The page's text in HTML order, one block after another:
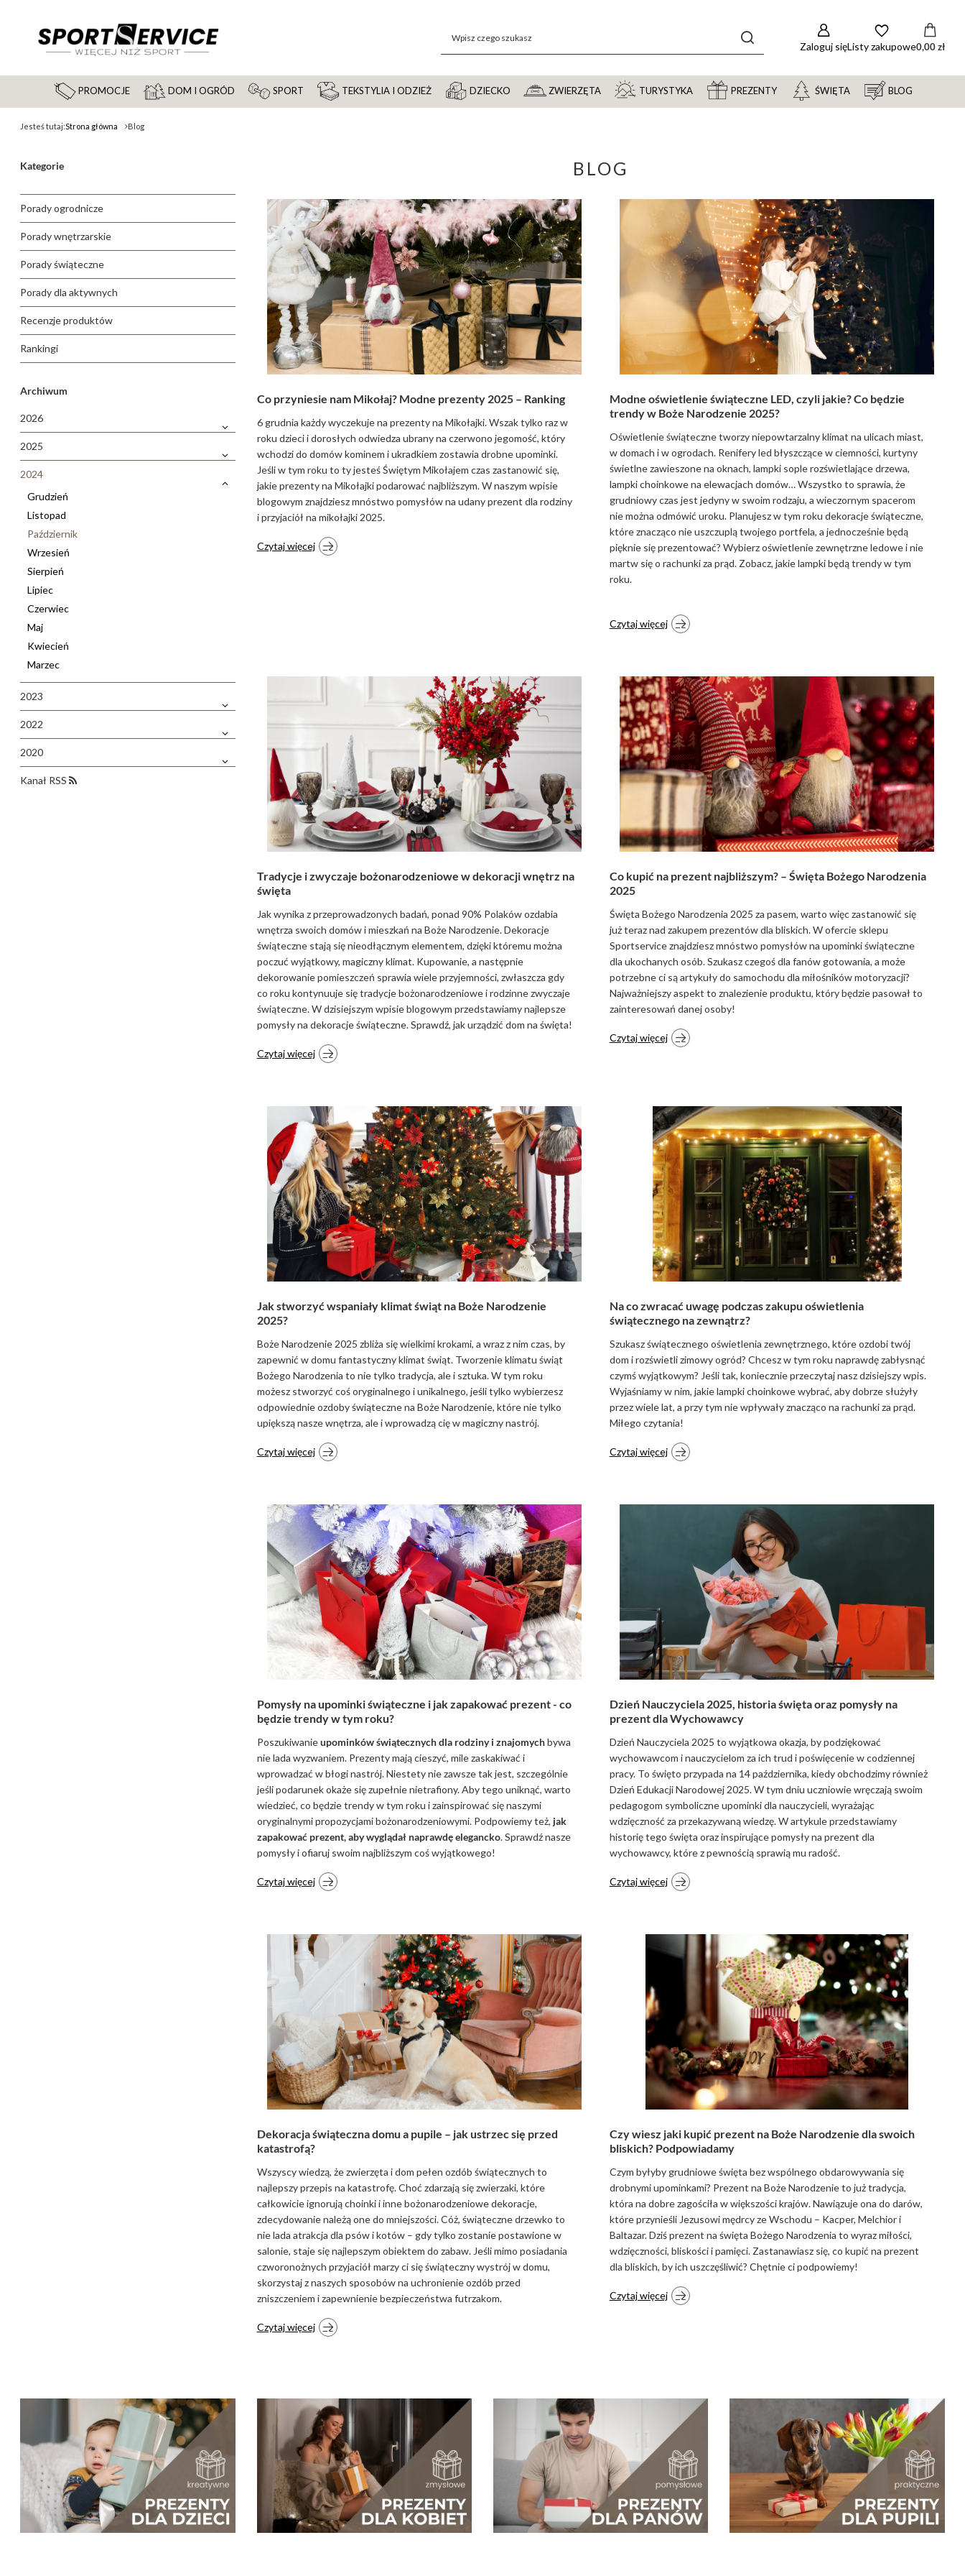
Zaloguj sięListy zakupowe0,00 zł
PROMOCJE DOM I OGRÓD SPORT TEKSTYLIA I ODZIEŻ DZIECKO ZWIERZĘTA TURYSTYKA PREZENTY ŚWIĘTA BLOG
Jesteś tutaj:Strona główna Blog
Kategorie
Porady ogrodnicze
Porady wnętrzarskie
Porady świąteczne
Porady dla aktywnych
Recenzje produktów
Rankingi
Archiwum
2026
2025
2024
Grudzień
Listopad
Październik
Wrzesień
Sierpień
Lipiec
Czerwiec
Maj
Kwiecień
Marzec
2023
2022
2020
Kanał RSS
BLOG
Co przyniesie nam Mikołaj? Modne prezenty 2025 – Ranking
6 grudnia każdy wyczekuje na prezenty na Mikołajki. Wszak tylko raz w
roku dzieci i dorosłych odwiedza ubrany na czerwono jegomość, który
wchodzi do domów kominem i ukradkiem zostawia drobne upominki.
Jeśli w tym roku to ty jesteś Świętym Mikołajem czas zastanowić się,
jakie prezenty na Mikołajki podarować najbliższym. W naszym wpisie
blogowym znajdziesz mnóstwo pomysłów na udany prezent dla rodziny
i przyjaciół na mikołajki 2025.
Czytaj więcej
Modne oświetlenie świąteczne LED, czyli jakie? Co będzie
trendy w Boże Narodzenie 2025?
Oświetlenie świąteczne tworzy niepowtarzalny klimat na ulicach miast,
w domach i w ogrodach. Renifery led błyszczące w ciemności, kurtyny
świetlne zawieszone na oknach, lampki sople rozświetlające drzewa,
lampki choinkowe na elewacjach domów… Wszystko to sprawia, że
grudniowy czas jest jedyny w swoim rodzaju, a wieczornym spacerom
nie można odmówić uroku. Planujesz w tym roku dekoracje świąteczne,
które znacząco nie uszczuplą twojego portfela, a jednocześnie będą
pięknie się prezentować? Wybierz oświetlenie zewnętrzne ledowe i nie
martw się o rachunki za prąd. Zobacz, jakie lampki będą trendy w tym
roku.
Czytaj więcej
Tradycje i zwyczaje bożonarodzeniowe w dekoracji wnętrz na
święta
Jak wynika z przeprowadzonych badań, ponad 90% Polaków ozdabia
wnętrza swoich domów i mieszkań na Boże Narodzenie. Dekoracje
świąteczne stają się nieodłącznym elementem, dzięki któremu można
poczuć wyjątkowy, magiczny klimat. Kupowanie, a następnie
dekorowanie pomieszczeń sprawia wiele przyjemności, zwłaszcza gdy
co roku kontynuuje się tradycje bożonarodzeniowe i rodzinne zwyczaje
świąteczne. W dzisiejszym wpisie blogowym przedstawiamy najlepsze
pomysły na dekoracje świąteczne. Sprawdź, jak urządzić dom na święta!
Czytaj więcej
Co kupić na prezent najbliższym? – Święta Bożego Narodzenia
2025
Święta Bożego Narodzenia 2025 za pasem, warto więc zastanowić się
już teraz nad zakupem prezentów dla bliskich. W ofercie sklepu
Sportservice znajdziesz mnóstwo pomysłów na upominki świąteczne
dla ukochanych osób. Szukasz czegoś dla fanów gotowania, a może
potrzebne ci są artykuły do samochodu dla miłośników motoryzacji?
Najważniejszy aspekt to znalezienie produktu, który będzie pasował to
zainteresowań danej osoby!
Czytaj więcej
Jak stworzyć wspaniały klimat świąt na Boże Narodzenie
2025?
Boże Narodzenie 2025 zbliża się wielkimi krokami, a wraz z nim czas, by
zapewnić w domu fantastyczny klimat świąt. Tworzenie klimatu świąt
Bożego Narodzenia to nie tylko tradycja, ale i sztuka. W tym roku
możesz stworzyć coś oryginalnego i unikalnego, jeśli tylko wybierzesz
odpowiednie ozdoby świąteczne na Boże Narodzenie, które nie tylko
upiększą nasze wnętrza, ale i wprowadzą cię w magiczny nastrój.
Czytaj więcej
Na co zwracać uwagę podczas zakupu oświetlenia
świątecznego na zewnątrz?
Szukasz świątecznego oświetlenia zewnętrznego, które ozdobi twój
dom i rozświetli zimowy ogród? Chcesz w tym roku naprawdę zabłysnąć
czymś wyjątkowym? Jeśli tak, koniecznie przeczytaj nasz dzisiejszy wpis.
Wyjaśniamy w nim, jakie lampki choinkowe wybrać, aby dobrze służyły
przez wiele lat, a przy tym nie wpływały znacząco na rachunki za prąd.
Miłego czytania!
Czytaj więcej
Pomysły na upominki świąteczne i jak zapakować prezent - co
będzie trendy w tym roku?
Poszukiwanieupominków świątecznych dla rodziny i znajomychbywa
nie lada wyzwaniem. Prezenty mają cieszyć, mile zaskakiwać i
wprowadzać w błogi nastrój. Niestety nie zawsze tak jest, szczególnie
jeśli podarunek okaże się zupełnie nietrafiony. Aby tego uniknąć, warto
wiedzieć, co będzie trendy w tym roku i zainspirować się naszymi
oryginalnymi propozycjami bożonarodzeniowymi. Podpowiemy też, jak
zapakować prezent, aby wyglądał naprawdę elegancko. Sprawdź nasze
pomysły i ofiaruj swoim najbliższym coś wyjątkowego!
Czytaj więcej
Dzień Nauczyciela 2025, historia święta oraz pomysły na
prezent dla Wychowawcy
Dzień Nauczyciela 2025 to wyjątkowa okazja, by podziękować
wychowawcom i nauczycielom za ich trud i poświęcenie w codziennej
pracy. To święto przypada na 14 października, kiedy obchodzimy również
Dzień Edukacji Narodowej 2025. W tym dniu uczniowie wręczają swoim
pedagogom symboliczne upominki dla nauczycieli, wyrażając
wdzięczność za przekazywaną wiedzę. W artykule przedstawiamy
historię tego święta oraz inspirujące pomysły na prezent dla
wychowawcy, które z pewnością sprawią mu radość.
Czytaj więcej
Dekoracja świąteczna domu a pupile – jak ustrzec się przed
katastrofą?
Wszyscy wiedzą, że zwierzęta i dom pełen ozdób świątecznych to
najlepszy przepis na katastrofę. Choć zdarzają się zwierzaki, które
całkowicie ignorują choinki i inne bożonarodzeniowe dekoracje,
zdecydowanie należą one do mniejszości. Cóż, świąteczne drzewko to
nie lada atrakcja dla psów i kotów – gdy tylko zostanie postawione w
salonie, staje się najlepszym obiektem do zabaw. Jeśli mimo posiadania
czworonożnych przyjaciół marzy ci się świąteczny wystrój w domu,
skorzystaj z naszych sposobów na uchronienie ozdób przed
zniszczeniem i zapewnienie bezpieczeństwa futrzakom.
Czytaj więcej
Czy wiesz jaki kupić prezent na Boże Narodzenie dla swoich
bliskich? Podpowiadamy
Czym byłyby grudniowe święta bez wspólnego obdarowywania się
drobnymi upominkami? Prezent na Boże Narodzenie to już tradycja,
która na dobre zagościła w większości krajów. Nawiązuje ona do darów,
które przynieśli Jezusowi mędrcy ze Wschodu – Kacper, Melchior i
Baltazar. Dziś prezent na święta Bożego Narodzenia to wyraz miłości,
wdzięczności, bliskości i pamięci. Zastanawiasz się, co kupić na prezent
dla bliskich, by ich uszczęśliwić? Chętnie ci podpowiemy!
Czytaj więcej